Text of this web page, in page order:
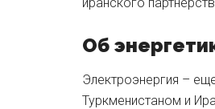
Об
Электроэнергия –
Туркменистаном и